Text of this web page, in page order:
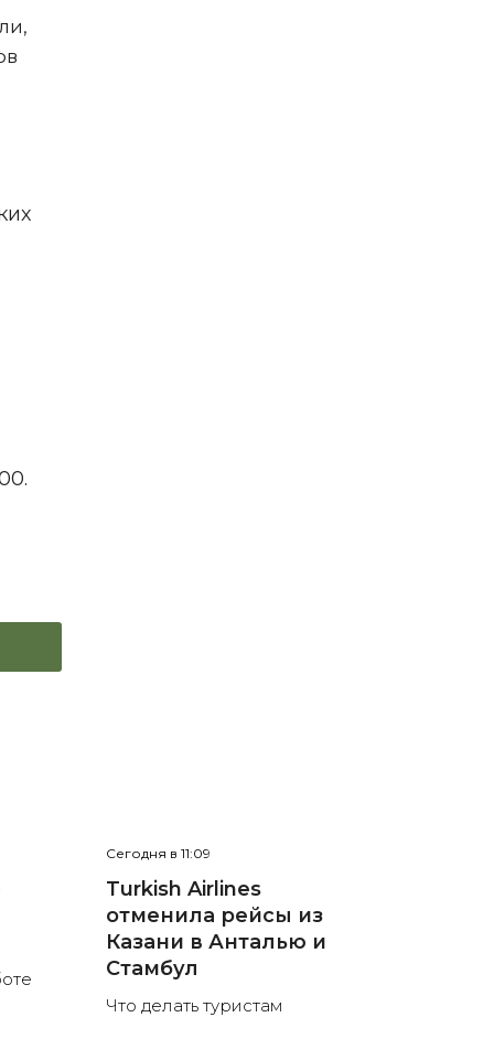
Сегодня в 11:09
Turkish Airlines
отменила рейсы из
Казани в Анталью и
Стамбул
Что делать туристам